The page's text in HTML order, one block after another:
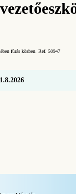
fúrás közben. Ref. 50947